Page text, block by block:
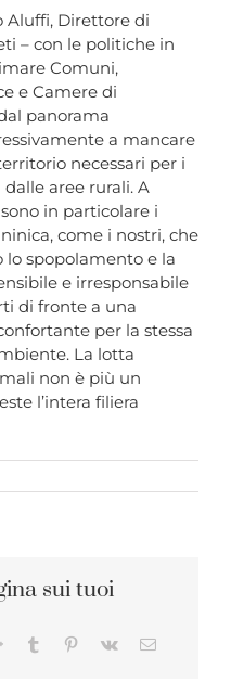
Aluffi, Direttore di
– con le politiche in
Comuni,
e Camere di
panorama
a mancare
necessari per i
aree rurali. A
in particolare i
come i nostri, che
spopolamento e la
e irresponsabile
di fronte a una
per la stessa
La lotta
non è più un
l’intera filiera
sui tuoi
Google+Tumblr Pinterest
Vk Email